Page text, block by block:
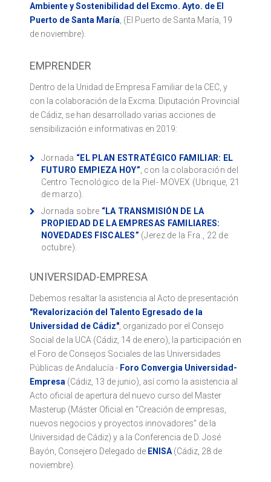
Ambiente y Sostenibilidad del Excmo. Ayto. de El
Puerto de Santa María , (El Puerto de Santa María, 19
de noviembre).
EMPRENDER
Dentro de la Unidad de Empresa Familiar de la CEC, y
con la colaboración de la Excma. Diputación Provincial
de Cádiz, se han desarrollado varias acciones de
sensibilización e informativas en 2019:
Jornada “EL PLAN ESTRATÉGICO FAMILIAR: EL
FUTURO EMPIEZA HOY” , con la colaboración del
Centro Tecnológico de la Piel- MOVEX (Ubrique, 21
de marzo).
Jornada sobre “LA TRANSMISIÓN DE LA
PROPIEDAD DE LA EMPRESAS FAMILIARES:
NOVEDADES FISCALES” (Jerez de la Fra., 22 de
octubre).
UNIVERSIDAD-EMPRESA
Debemos resaltar la asistencia al Acto de presentación
"Revalorización del Talento Egresado de la
Universidad de Cádiz", organizado por el Consejo
Social de la UCA (Cádiz, 14 de enero), la participación en
el Foro de Consejos Sociales de las Universidades
Públicas de Andalucía - Foro Convergia Universidad-
Empresa (Cádiz, 13 de junio), así como la asistencia al
Acto oficial de apertura del nuevo curso del Master
Masterup (Máster Oficial en “Creación de empresas,
nuevos negocios y proyectos innovadores” de la
Universidad de Cádiz) y a la Conferencia de D. José
Bayón, Consejero Delegado de ENISA(Cádiz, 28 de
noviembre).